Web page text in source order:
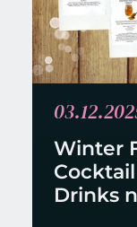
Winter
Drinks